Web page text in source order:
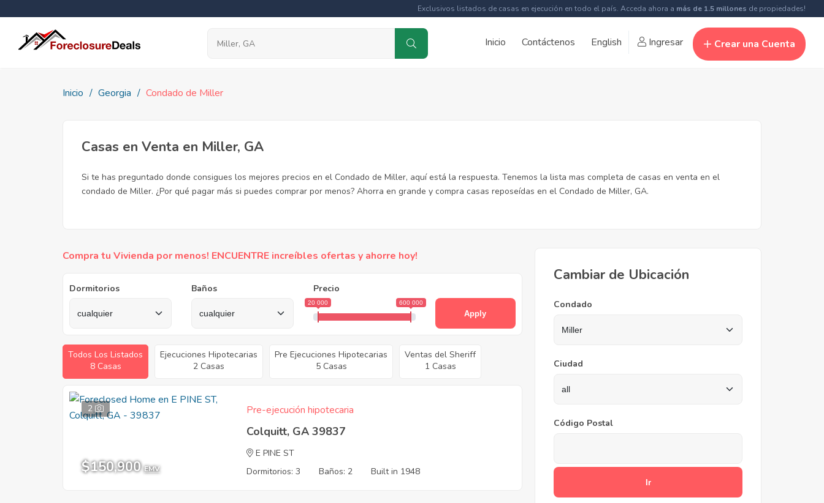
Exclusivos listados de casas en ejecución en todo el país. Acceda ahora a más de 1.5 millones de propiedades!
Inicio Contáctenos English Ingresar Crear una Cuenta
Inicio Georgia Condado de Miller
Casas en Venta en Miller, GA
Si te has preguntado donde consigues los mejores precios en el Condado de Miller, aquí está la respuesta. Tenemos la lista mas completa de casas en venta en el
condado de Miller. ¿Por qué pagar más si puedes comprar por menos? Ahorra en grande y compra casas reposeídas en el Condado de Miller, GA.
Compra tu Vivienda por menos! ENCUENTRE increíbles ofertas y ahorre hoy!
Dormitorios Baños Precio
20 000 600 000
Apply
Todos Los Listados
8 Casas
Ejecuciones Hipotecarias
2 Casas
Pre Ejecuciones Hipotecarias
5 Casas
Ventas del Sheriff
1 Casas
2
$150,900 EMV
Pre-ejecución hipotecaria
Colquitt, GA 39837
E PINE ST
Dormitorios: 3
Baños: 2 Built in 1948
Cambiar de Ubicación
Condado
Ciudad
Código Postal